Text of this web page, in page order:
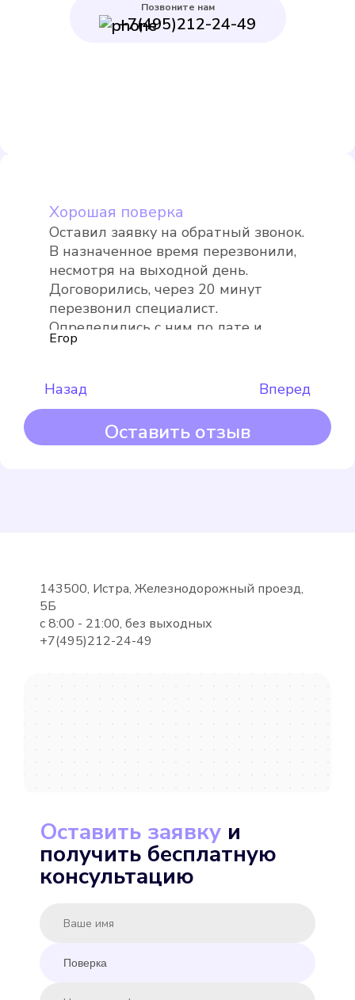
Itelma WFK20.D080
Подробнее
Выбрать
MINKOR MK-U 15
Подробнее
Позвоните нам
+7(495)212-24-49
Назад Вперед
Хорошая поверка
Оставил заявку на обратный звонок.
В назначенное время перезвонили,
несмотря на выходной день.
Договорились, через 20 минут
перезвонил специалист.
Определились с ним по дате и
времени. Пришёл вовремя, сделал
Рекомендую
Егор
Оставить отзыв
143500, Истра, Железнодорожный проезд,
5Б
с 8:00 - 21:00, без выходных
+7(495)212-24-49
Оставить заявку и
получить бесплатную
консультацию